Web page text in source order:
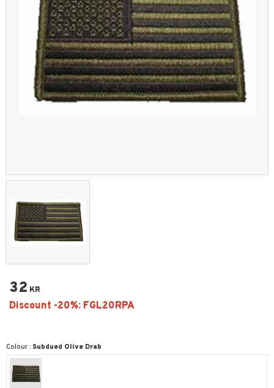
32 KR
Colour : Subdued Olive Drab